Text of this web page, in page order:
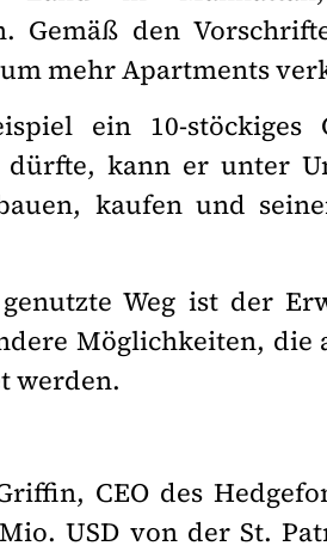
Gemäß den
mehr Apartments
ein 10-stöckiges
kann er unter
kaufen und
Weg ist der
Möglichkeiten, die
werden.
CEO des
USD von der St.